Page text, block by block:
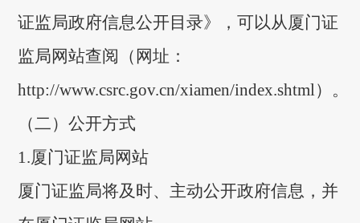
证监局政府信息公开目录》，可以从厦门证
监局网站查阅
（网址：
http://www.csrc.gov.cn/xiamen/index.shtml） 。
（二）公开方式
1.厦门证监局网站
厦门证监局将及时、主动公开政府信息，并